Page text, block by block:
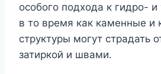
особого подхода к гидро- и
в то время как каменные и
структуры могут страдать
затиркой и швами.